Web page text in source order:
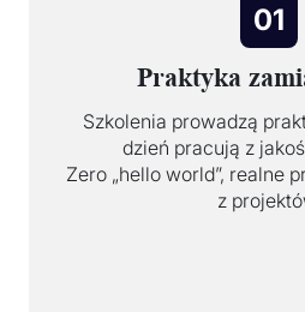
01
Praktyka
Szkolenia prowadzą
dzień pracują z
Zero „hello world”, realne
z